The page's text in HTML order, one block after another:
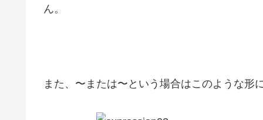
ん。
また、〜または〜という場合はこのような形